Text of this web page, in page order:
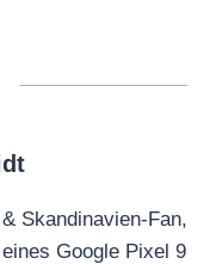
Skandinavien-Fan,
Google Pixel 9